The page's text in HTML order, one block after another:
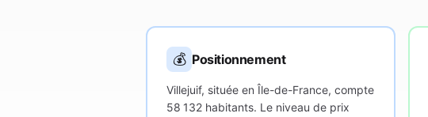
💰 Positionnement
Villejuif, située en Île-de-France, compte
58 132 habitants. Le niveau de prix